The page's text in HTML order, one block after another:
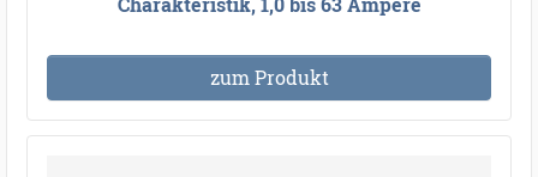
zum Produkt